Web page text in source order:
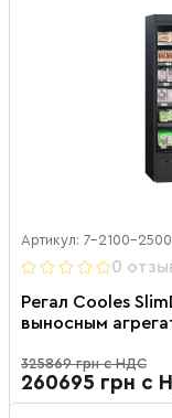
Артикул: 7-2100-
0
Регал Cooles
выносным
325869 грн с НДС
260695 грн с